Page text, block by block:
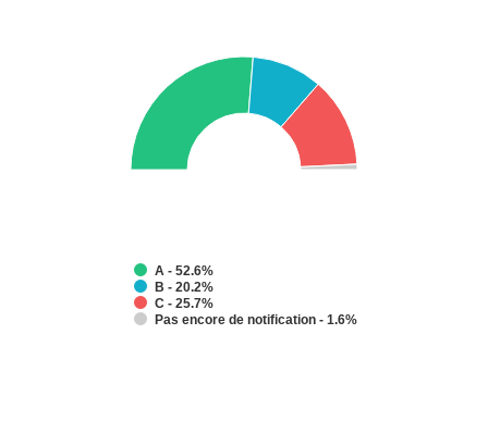
Pie chart with 4 slices.
En % de l'ensemble des éléments notifiables - Tout le monde
A - 52.6%
B - 20.2%
C - 25.7%
Pas encore de notification - 1.6%